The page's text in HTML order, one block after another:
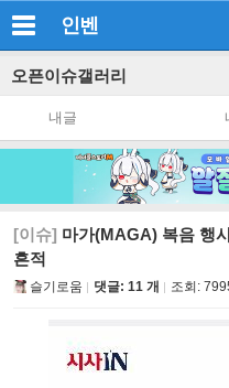
인벤
오픈이슈갤러리
내글
[이슈] 마가(MAGA) 복음 행
흔적
슬기로움 댓글: 11 개 조회: